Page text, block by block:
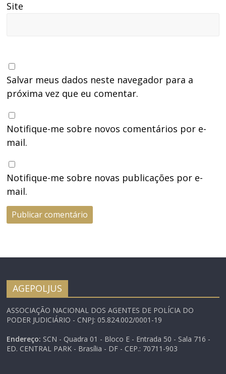
Site
Salvar meus dados neste navegador para a
próxima vez que eu comentar.
Notifique-me sobre novos comentários por e-
mail.
Notifique-me sobre novas publicações por e-
mail.
AGEPOLJUS
ASSOCIAÇÃO NACIONAL DOS AGENTES DE POLÍCIA DO
PODER JUDICIÁRIO - CNPJ: 05.824.002/0001-19
Endereço: SCN - Quadra 01 - Bloco E - Entrada 50 - Sala 716 -
ED. CENTRAL PARK - Brasília - DF - CEP.: 70711-903